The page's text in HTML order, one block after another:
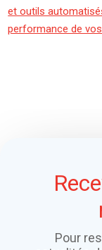
et outils
performance de
Pour